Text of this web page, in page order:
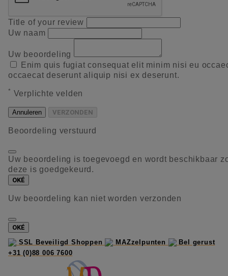
Title of your review
Uw naam
Uw beoordeling
Enim quis fugiat consequat elit minim nisi eu
occaecat deserunt aliquip nisi ex deserunt.
* Verplichte velden
Annuleren VERZONDEN
Beoordeling verstuurd
Uw beoordeling is toegevoegd en wordt beschikbaar
deze is goedgekeurd.
OKÉ
Uw beoordeling kan niet worden verzonden
OKÉ
SSL Beveiligd Shoppen
MAZzelpunten
Bel gerust
+31 (0)88 006 7600